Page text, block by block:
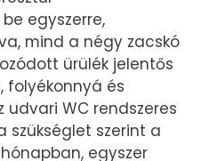
egyszerre,
mind a négy zacskó
ürülék jelentős
folyékonnyá és
udvari WC rendszeres
szükséglet szerint a
egyszer